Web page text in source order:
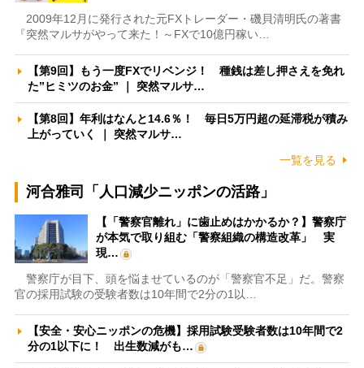
2009年12月に発行された元FXトレーダー・磯貝清明氏の著書
『突然マルサがやって来た！～FXで10億円稼い…
【第9回】もう一度FXでリベンジ！ 種銭は差し押さえを免れ
た”ヒミツのお金” ｜ 突然マルサ…
【第8回】年利はなんと14.6％！ 毎日5万円超の延滞税が積み
上がっていく ｜ 突然マルサ…
一覧を見る
河合雅司「人口減少ニッポンの活路」
【「警察官離れ」に歯止めはかかるか？】警察庁
が本気で取り組む「警察組織の構造改革」 実
現…
警察庁が目下、頭を悩ませているのが「警察官不足」だ。警察
官の採用試験の受験者数は10年間で2分の1以…
【安全・安心ニッポンの危機】採用試験受験者数は10年間で2
分の1以下に！ 出生数減がも…